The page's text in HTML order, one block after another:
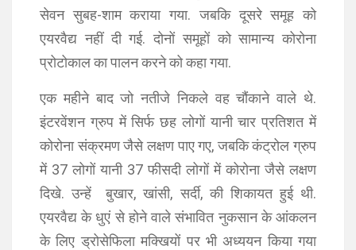
सेवन सुबह-शाम कराया गया. जबकि दूसरे समूह को
एयरवैद्य नहीं दी गई. दोनों समूहों को सामान्य कोरोना
प्रोटोकाल का पालन करने को कहा गया.
एक महीने बाद जो नतीजे निकले वह चौंकाने वाले थे.
इंटरवेंशन ग्रुप में सिर्फ छह लोगों यानी चार प्रतिशत में
कोरोना संक्रमण जैसे लक्षण पाए गए, जबकि कंट्रोल ग्रुप
में 37 लोगों यानी 37 फीसदी लोगों में कोरोना जैसे लक्षण
दिखे. उन्हें बुखार, खांसी, सर्दी, की शिकायत हुई थी.
एयरवैद्य के धुएं से होने वाले संभावित नुकसान के आंकलन
के लिए ड्रोसेफिला मक्खियों पर भी अध्ययन किया गया